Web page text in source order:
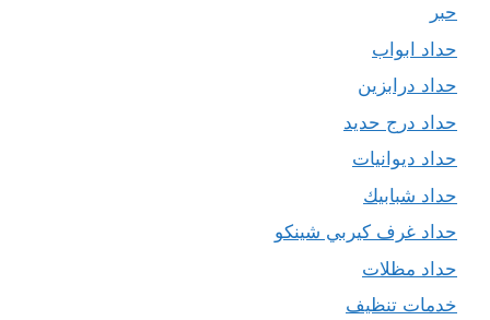
حبر
حداد ابواب
حداد درابزين
حداد درج حديد
حداد ديوانيات
حداد شبابيك
حداد غرف كيربي شينكو
حداد مظلات
خدمات تنظيف